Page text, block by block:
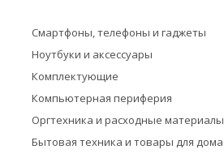
Смартфоны, телефоны и гаджеты
Ноутбуки и аксессуары
Комплектующие
Компьютерная периферия
Оргтехника и расходные материалы
Бытовая техника и товары для дома